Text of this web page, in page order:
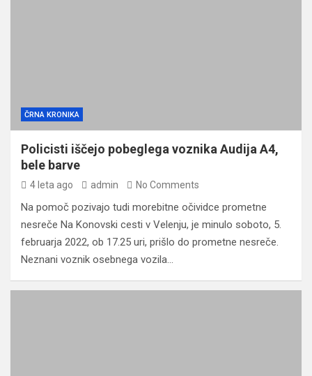
ČRNA KRONIKA
Policisti iščejo pobeglega voznika Audija A4,
bele barve
4 leta ago admin No Comments
Na pomoč pozivajo tudi morebitne očividce prometne
nesreče Na Konovski cesti v Velenju, je minulo soboto, 5.
februarja 2022, ob 17.25 uri, prišlo do prometne nesreče.
Neznani voznik osebnega vozila…